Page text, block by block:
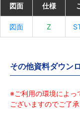
図面 仕様 ご
図面
図面 仕様
図面 Z
図面 仕様 ご
図面
図面 仕様
図面 Z
その他資料ダウン
※ご利用の環境によっ
ございますのでご了承